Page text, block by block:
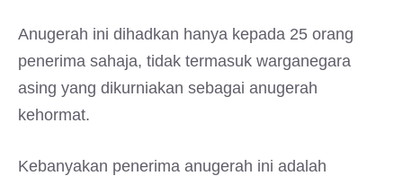
Anugerah ini dihadkan hanya kepada 25 orang
penerima sahaja, tidak termasuk warganegara
asing yang dikurniakan sebagai anugerah
kehormat.
Kebanyakan penerima anugerah ini adalah